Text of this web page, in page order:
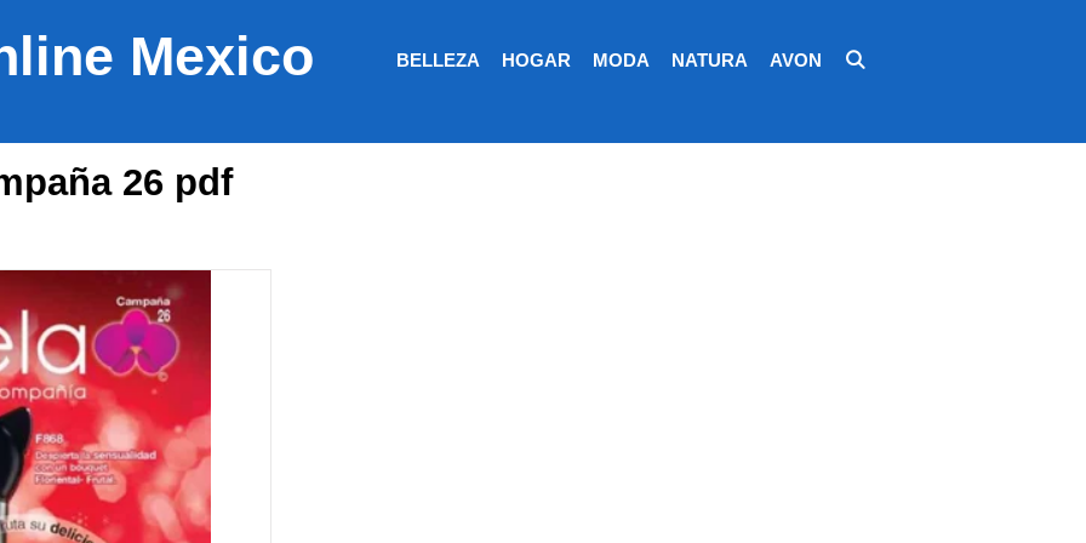
Mexico BELLEZA HOGAR MODA NATURA AVON
26 pdf